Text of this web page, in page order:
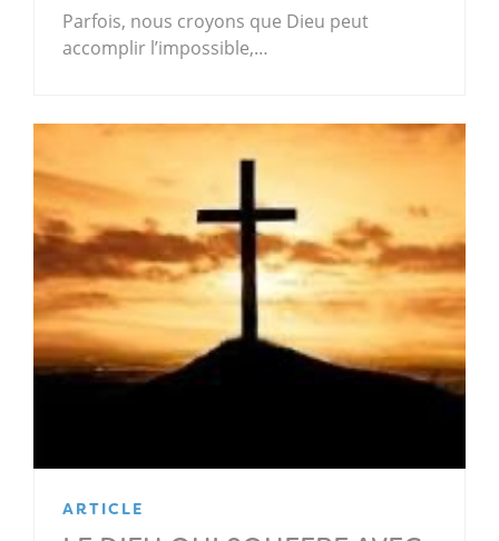
Parfois, nous croyons que Dieu peut
accomplir l’impossible,…
ARTICLE